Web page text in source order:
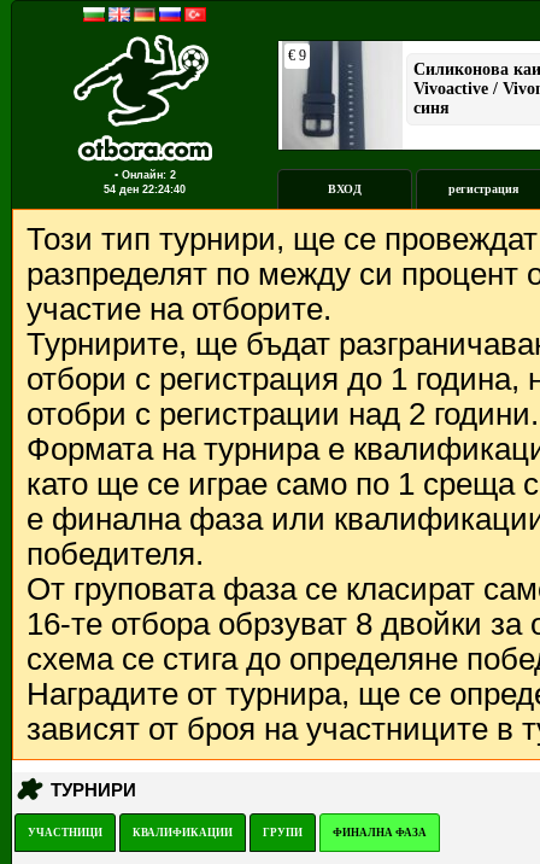
▪ Онлайн: 2
54 ден 22:24:40 ВХОД регистрация
Този тип турнири, ще се
разпределят по между си процент
участие на отборите.
Турнирите, ще бъдат
отбори с регистрация до 1
отобри с регистрации над 2 години.
Формата на турнира е
като ще се играе само по 1 среща
е финална фаза или
победителя.
От груповата фаза се класират
16-те отбора обрзуват 8 двойки
схема се стига до определяне
Наградите от турнира, ще се
зависят от броя на участниците в
ТУРНИРИ
УЧАСТНИЦИ КВАЛИФИКАЦИИ ГРУПИ ФИНАЛНА ФАЗА